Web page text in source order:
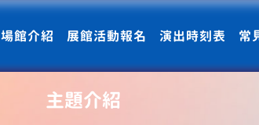
場館介紹 展館活動報名 演出時刻表 常
主題介紹